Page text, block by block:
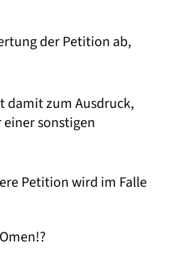
der Petition ab,
damit zum Ausdruck,
sonstigen
Petition wird im Falle